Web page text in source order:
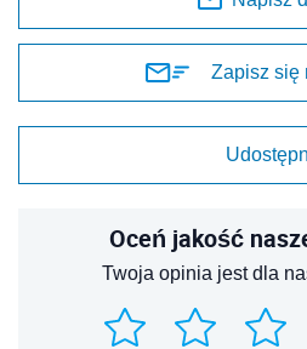
Zapisz się
Oceń jakość
Twoja opinia jest dla